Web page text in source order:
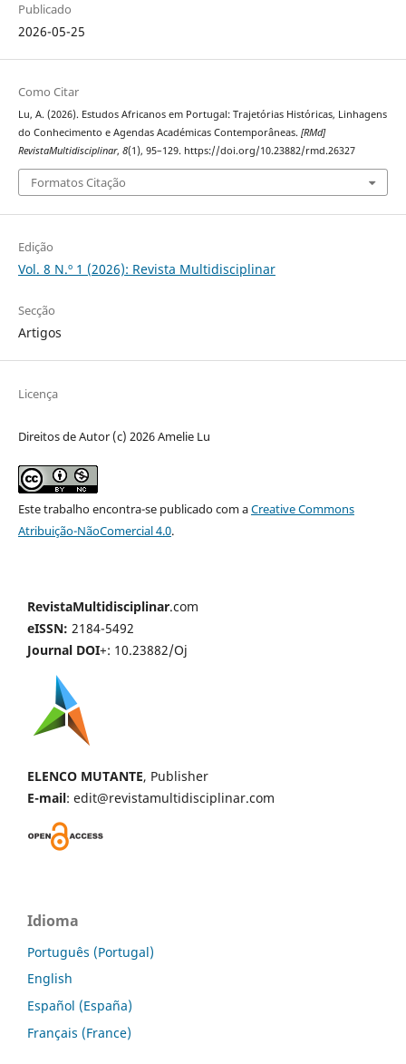
Publicado
2026-05-25
Como Citar
Lu, A. (2026). Estudos Africanos em Portugal: Trajetórias Históricas, Linhagens
do Conhecimento e Agendas Académicas Contemporâneas. [RMd]
RevistaMultidisciplinar, 8(1), 95–129. https://doi.org/10.23882/rmd.26327
Formatos Citação
Edição
Vol. 8 N.º 1 (2026): Revista Multidisciplinar
Secção
Artigos
Licença
Direitos de Autor (c) 2026 Amelie Lu
Este trabalho encontra-se publicado com aCreative Commons
Atribuição-NãoComercial 4.0.
RevistaMultidisciplinar.com
eISSN: 2184-5492
Journal DOI+: 10.23882/Oj
ELENCO MUTANTE, Publisher
E-mail: edit@revistamultidisciplinar.com
Idioma
Português (Portugal)
English
Español (España)
Français (France)